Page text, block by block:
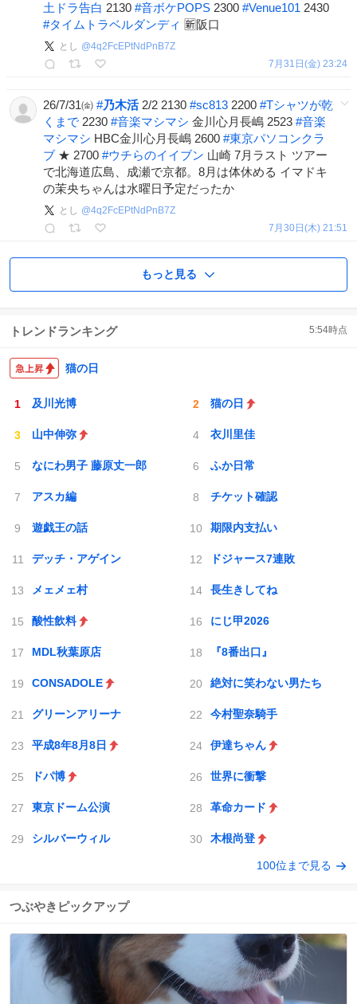
土ドラ告白 2130 #音ボケPOPS 2300 #Venue101 2430
#タイムトラベルダンディ 🈟阪口
とし @4q2FcEPtNdPnB7Z
7月31日(金) 23:24
26/7/31㈮ #乃木活2/2 2130 #sc813 2200 #Tシャツが乾
くまで 2230 #音楽マシマシ 金川心月長嶋 2523 #音楽
マシマシ HBC金川心月長嶋 2600 #東京パソコンクラ
ブ ★ 2700 #ウチらのイイブン 山崎 7月ラスト ツアー
で北海道広島、成瀬で京都。8月は体休める イマドキ
の茉央ちゃんは水曜日予定だったか
とし @4q2FcEPtNdPnB7Z
7月30日(木) 21:51
もっと見る
トレンドランキング 5:54時点
猫の日
及川光博 猫の日
山中伸弥 衣川里佳
なにわ男子 藤原丈一郎 ふか日常
アスカ編 チケット確認
遊戯王の話 期限内支払い
デッチ・アゲイン ドジャース7連敗
メェメェ村 長生きしてね
酸性飲料 にじ甲2026
MDL秋葉原店 『8番出口』
CONSADOLE 絶対に笑わない男たち
グリーンアリーナ 今村聖奈騎手
平成8年8月8日 伊達ちゃん
ドパ博 世界に衝撃
東京ドーム公演 革命カード
シルバーウィル 木根尚登
100位まで見る
つぶやきピックアップ